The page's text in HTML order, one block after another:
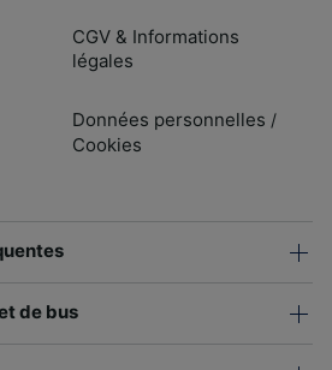
CGV & Informations
légales
Données personnelles /
Cookies
de bus